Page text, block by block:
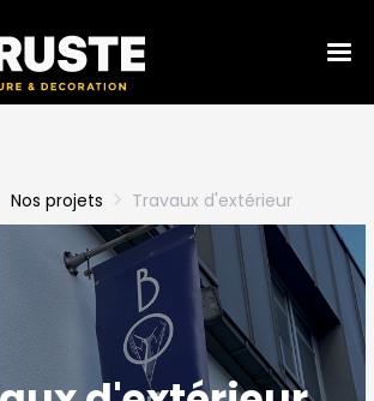
Nos projets Travaux d'extérieur